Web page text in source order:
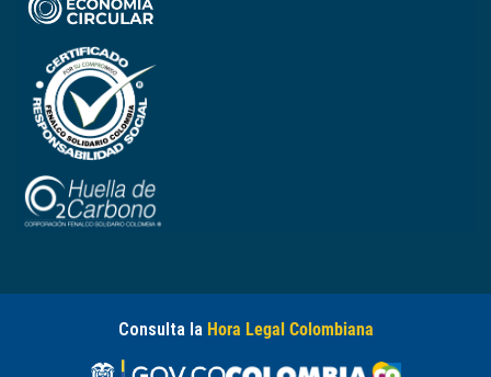
Consulta la Hora Legal Colombiana